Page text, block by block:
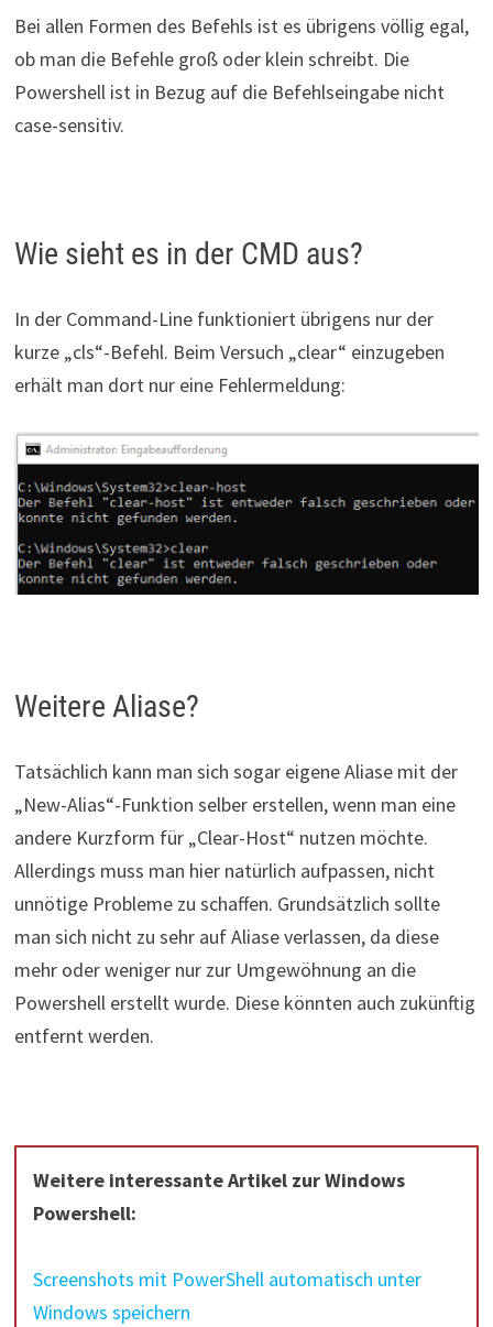
Bei allen Formen des Befehls ist es übrigens völlig egal,
ob man die Befehle groß oder klein schreibt. Die
Powershell ist in Bezug auf die Befehlseingabe nicht
case-sensitiv.
Wie sieht es in der CMD aus?
In der Command-Line funktioniert übrigens nur der
kurze „cls“-Befehl. Beim Versuch „clear“ einzugeben
erhält man dort nur eine Fehlermeldung:
Weitere Aliase?
Tatsächlich kann man sich sogar eigene Aliase mit der
„New-Alias“-Funktion selber erstellen, wenn man eine
andere Kurzform für „Clear-Host“ nutzen möchte.
Allerdings muss man hier natürlich aufpassen, nicht
unnötige Probleme zu schaffen. Grundsätzlich sollte
man sich nicht zu sehr auf Aliase verlassen, da diese
mehr oder weniger nur zur Umgewöhnung an die
Powershell erstellt wurde. Diese könnten auch zukünftig
entfernt werden.
Weitere interessante Artikel zur Windows
Powershell:
Screenshots mit PowerShell automatisch unter
Windows speichern